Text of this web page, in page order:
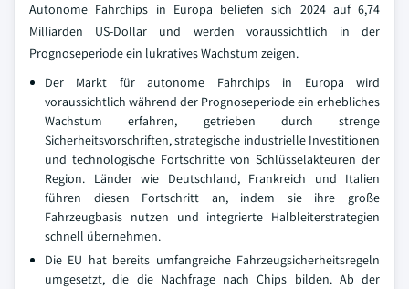
Autonome Fahrchips in Europa beliefen sich 2024 auf 6,74
Milliarden US-Dollar und werden voraussichtlich in der
Prognoseperiode ein lukratives Wachstum zeigen.
Der Markt für autonome Fahrchips in Europa wird
voraussichtlich während der Prognoseperiode ein erhebliches
Wachstum erfahren, getrieben durch strenge
Sicherheitsvorschriften, strategische industrielle Investitionen
und technologische Fortschritte von Schlüsselakteuren der
Region. Länder wie Deutschland, Frankreich und Italien
führen diesen Fortschritt an, indem sie ihre große
Fahrzeugbasis nutzen und integrierte Halbleiterstrategien
schnell übernehmen.
Die EU hat bereits umfangreiche Fahrzeugsicherheitsregeln
umgesetzt, die die Nachfrage nach Chips bilden. Ab der